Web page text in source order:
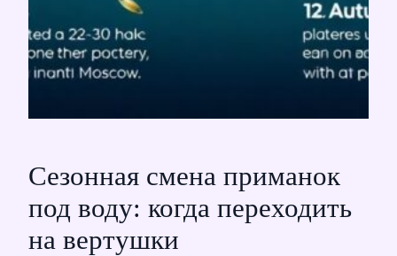
Сезонная смена приманок
под воду: когда переходить
на вертушки